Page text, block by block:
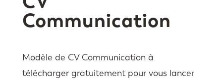
Communication
Modèle de CV Communication à
télécharger gratuitement pour vous lancer